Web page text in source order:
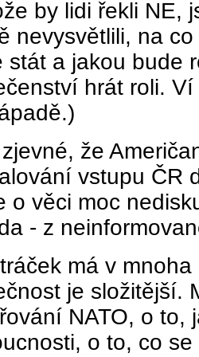
by lidi řekli NE,
nevysvětlili, na
stát a jakou bude
hrát roli.
že
vstupu ČR
o věci moc
- z
má v
je složitější.
NATO, o to,
o to, co